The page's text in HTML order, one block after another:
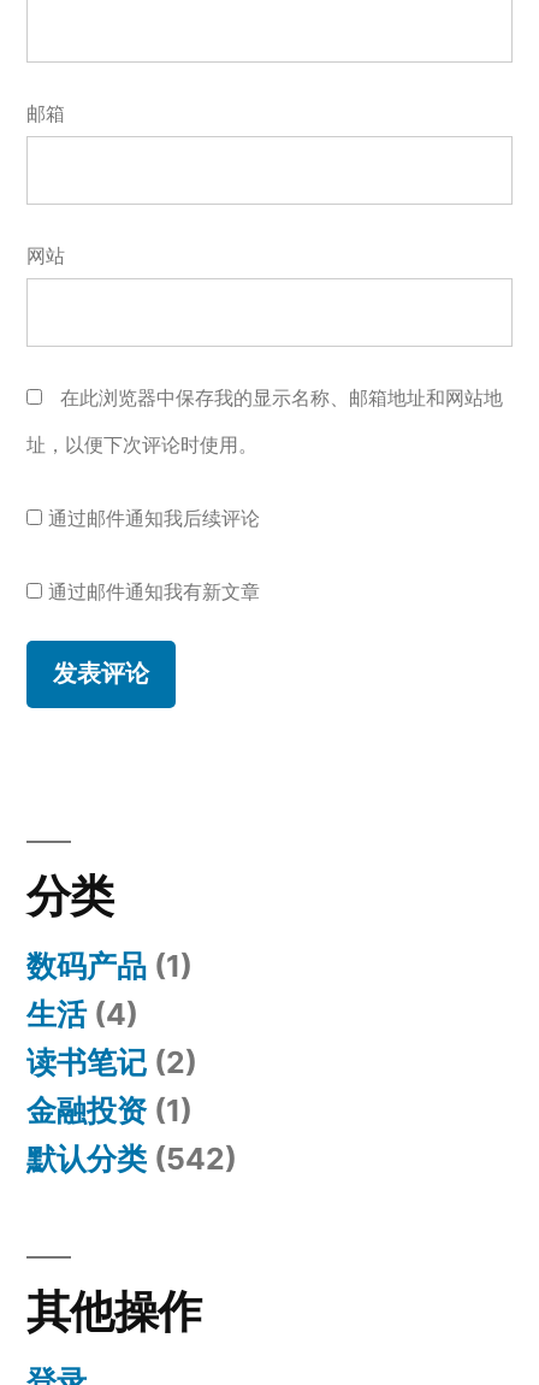
邮箱
网站
在此浏览器中保存我的显示名称、邮箱地址和网站地
址，以便下次评论时使用。
通过邮件通知我后续评论
通过邮件通知我有新文章
分类
数码产品 (1)
生活(4)
读书笔记 (2)
金融投资(1)
默认分类 (542)
其他操作